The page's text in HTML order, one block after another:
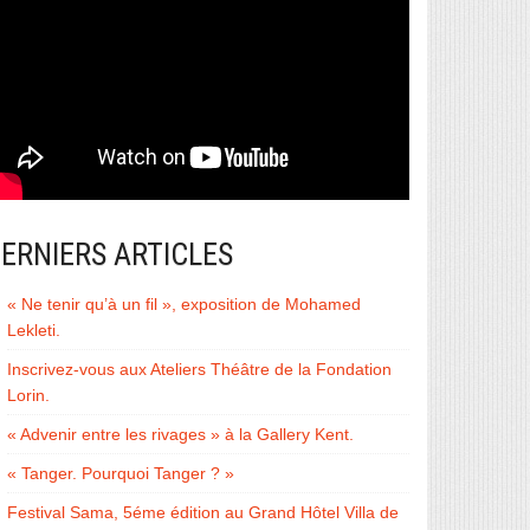
ARTICLES
« Ne tenir qu’à un fil », exposition de Mohamed
Lekleti.
Inscrivez-vous aux Ateliers Théâtre de la Fondation
Lorin.
« Advenir entre les rivages » à la Gallery Kent.
« Tanger. Pourquoi Tanger ? »
Festival Sama, 5éme édition au Grand Hôtel Villa de